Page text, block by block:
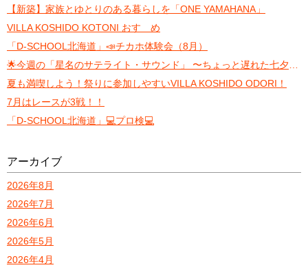
【新築】家族とゆとりのある暮らしを「ONE YAMAHANA」
VILLA KOSHIDO KOTONI おすゝめ
「D-SCHOOL北海道」📣チカホ体験会（8月）
夏も満喫しよう！祭りに参加しやすいVILLA KOSHIDO ODORI！
7月はレースが3戦！！
「D-SCHOOL北海道」💻プロ検💻
アーカイブ
2026年8月
2026年7月
2026年6月
2026年5月
2026年4月